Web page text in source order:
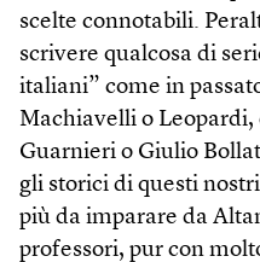
scelte connotabili.
scrivere qualcosa di
italiani” come in
Machiavelli o Leopardi,
Guarnieri o Giulio
gli storici di questi
più da imparare da
professori, pur con